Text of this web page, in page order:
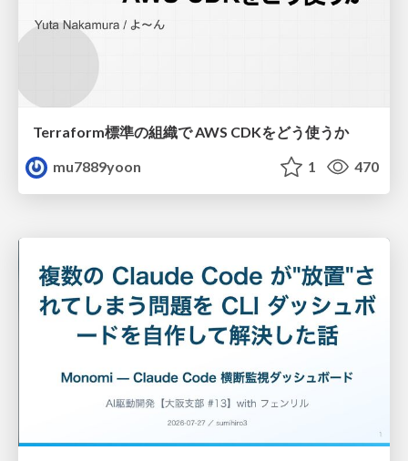
Terraform標準の組織で AWS CDKをどう使うか
mu7889yoon
1 470